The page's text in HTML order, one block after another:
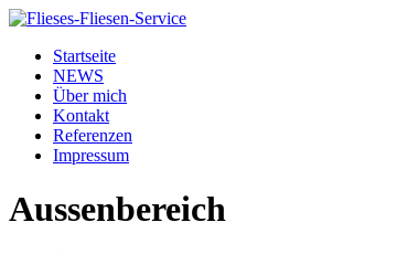
Startseite
NEWS
Über mich
Kontakt
Referenzen
Impressum
Aussenbereich